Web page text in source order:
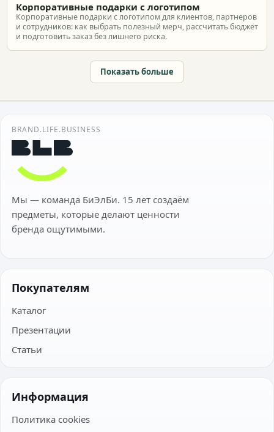
Корпоративные подарки с логотипом
Корпоративные подарки с логотипом для клиентов, партнеров
и сотрудников: как выбрать полезный мерч, рассчитать бюджет
и подготовить заказ без лишнего риска.
Показать больше
BRAND.LIFE.BUSINESS
Мы — команда БиЭлБи. 15 лет создаём
предметы, которые делают ценности
бренда ощутимыми.
Покупателям
Каталог
Презентации
Статьи
Информация
Политика cookies